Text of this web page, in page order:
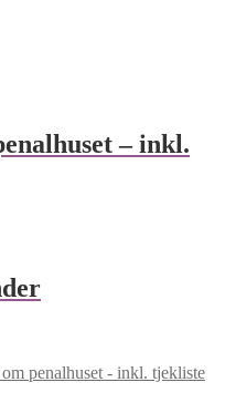
– inkl.
penalhuset - inkl. tjekliste